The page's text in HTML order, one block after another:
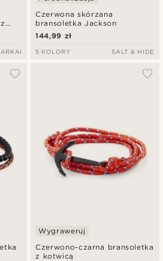
ARKAI
Czerwona skórzana
bransoletka Jackson
144,99 zł
5 KOLORY SALT & HIDE
Czerwono-czarna bransoletka
z kotwicą
Wygraweruj